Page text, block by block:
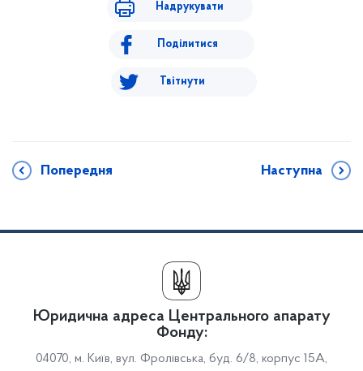
Надрукувати
Поділитися
Твітнути
Попередня Наступна
Юридична адреса Центрального апарату
Фонду:
04070, м. Київ, вул. Фролівська, буд. 6/8, корпус 15А,